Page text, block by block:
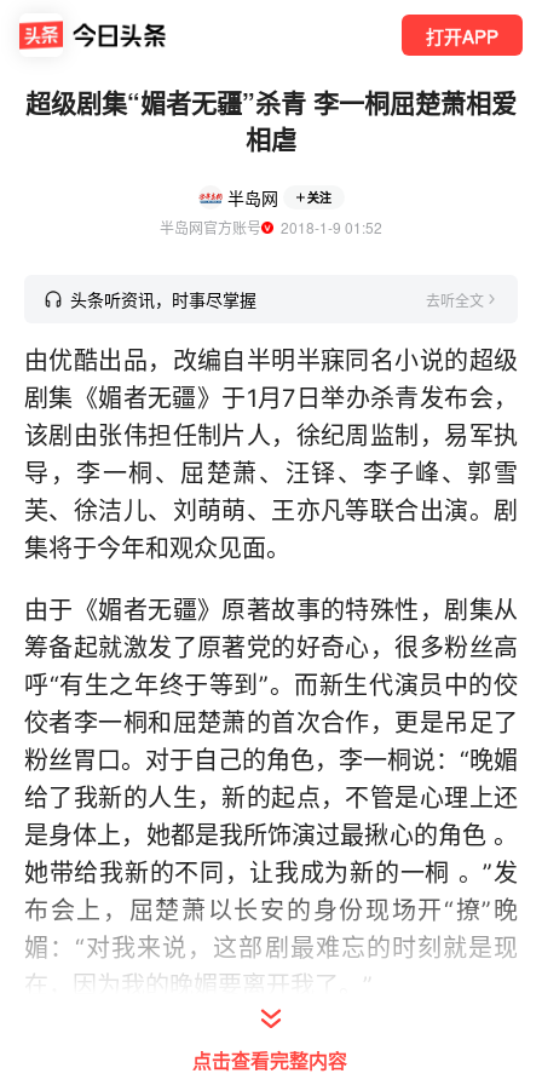
打开APP
超级剧集“媚者无疆”杀青 李一桐屈楚萧相爱
相虐
半岛网 关注
半岛网官方账号
  2018-1-9 01:52
头条听资讯，时事尽掌握 去听全文
由优酷出品，改编自半明半寐同名小说的超级
剧集《媚者无疆》于1月7日举办杀青发布会，
该剧由张伟担任制片人，徐纪周监制，易军执
导，李一桐、屈楚萧、汪铎、李子峰、郭雪
芙、徐洁儿、刘萌萌、王亦凡等联合出演。剧
集将于今年和观众见面。
由于《媚者无疆》原著故事的特殊性，剧集从
筹备起就激发了原著党的好奇心，很多粉丝高
呼“有生之年终于等到”。而新生代演员中的佼
佼者李一桐和屈楚萧的首次合作，更是吊足了
粉丝胃口。对于自己的角色，李一桐说：“晚媚
给了我新的人生，新的起点，不管是心理上还
是身体上，她都是我所饰演过最揪心的角色 。
她带给我新的不同，让我成为新的一桐 。”发
布会上，屈楚萧以长安的身份现场开“撩”晚
媚：“对我来说，这部剧最难忘的时刻就是现
在，因为我的晚媚要离开我了。”
正如剧方所说，《媚者无疆》将是中国颜值最
点击查看完整内容